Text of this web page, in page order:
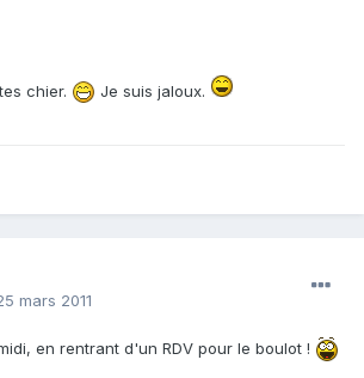
chier. Je suis jaloux.
mars 2011
en rentrant d'un RDV pour le boulot !